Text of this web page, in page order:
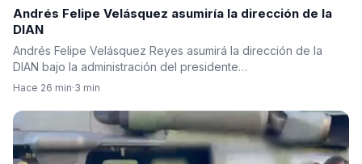
Andrés Felipe Velásquez asumiría la dirección de la
DIAN
Andrés Felipe Velásquez Reyes asumirá la dirección de la
DIAN bajo la administración del presidente…
Hace 26 min·3 min